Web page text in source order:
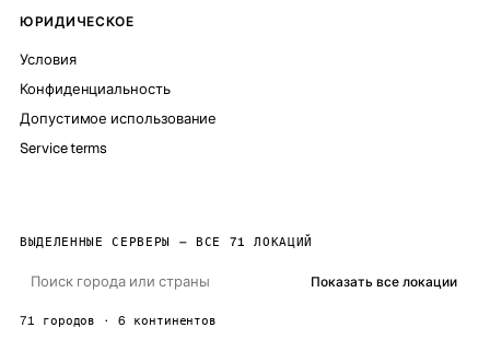
ЮРИДИЧЕСКОЕ
Условия
Конфиденциальность
Допустимое использование
Service terms
ВЫДЕЛЕННЫЕ СЕРВЕРЫ — ВСЕ 71 ЛОКАЦИЙ
Показать все локации
71 городов · 6 континентов